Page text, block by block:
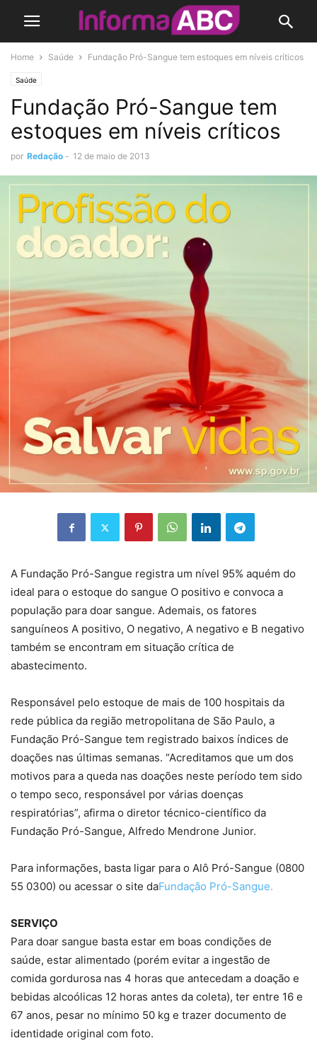
Home Saúde Fundação Pró-Sangue tem estoques em níveis críticos
Saúde
Fundação Pró-Sangue tem
estoques em níveis críticos
por Redação - 12 de maio de 2013
A Fundação Pró-Sangue registra um nível 95% aquém do
ideal para o estoque do sangue O positivo e convoca a
população para doar sangue. Ademais, os fatores
sanguíneos A positivo, O negativo, A negativo e B negativo
também se encontram em situação crítica de
abastecimento.
Responsável pelo estoque de mais de 100 hospitais da
rede pública da região metropolitana de São Paulo, a
Fundação Pró-Sangue tem registrado baixos índices de
doações nas últimas semanas. “Acreditamos que um dos
motivos para a queda nas doações neste período tem sido
o tempo seco, responsável por várias doenças
respiratórias”, afirma o diretor técnico-científico da
Fundação Pró-Sangue, Alfredo Mendrone Junior.
Para informações, basta ligar para o Alô Pró-Sangue (0800
55 0300) ou acessar o site daFundação Pró-Sangue.
SERVIÇO
Para doar sangue basta estar em boas condições de
saúde, estar alimentado (porém evitar a ingestão de
comida gordurosa nas 4 horas que antecedam a doação e
bebidas alcoólicas 12 horas antes da coleta), ter entre 16 e
67 anos, pesar no mínimo 50 kg e trazer documento de
identidade original com foto.